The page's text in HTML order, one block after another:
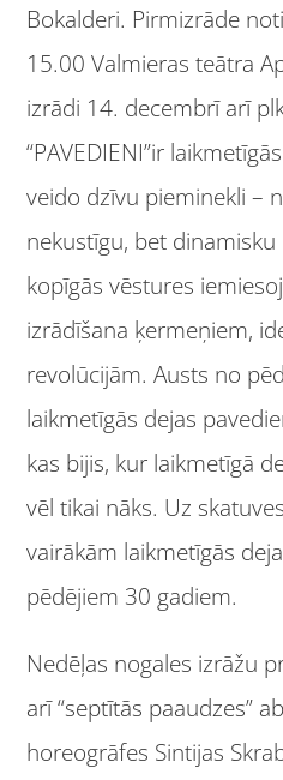
Bokalderi. Pirmizrāde
15.00 Valmieras teātra
izrādi 14. decembrī arī
“PAVEDIENI”ir
veido dzīvu pieminekli –
nekustīgu, bet
kopīgās vēstures
izrādīšana ķermeņiem,
revolūcijām. Austs no
laikmetīgās dejas
kas bijis, kur laikmetīgā
vēl tikai nāks. Uz
vairākām laikmetīgās
pēdējiem 30 gadiem.
Nedēļas nogales izrāžu
arī “septītās paaudzes”
horeogrāfes Sintijas